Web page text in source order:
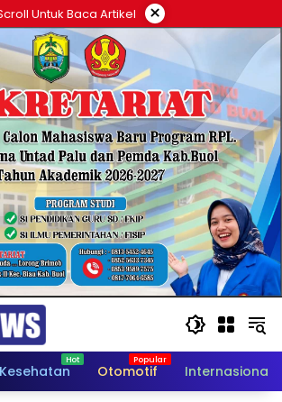
Untuk Baca Artikel ×
Kesehatan Otomotif Internasional